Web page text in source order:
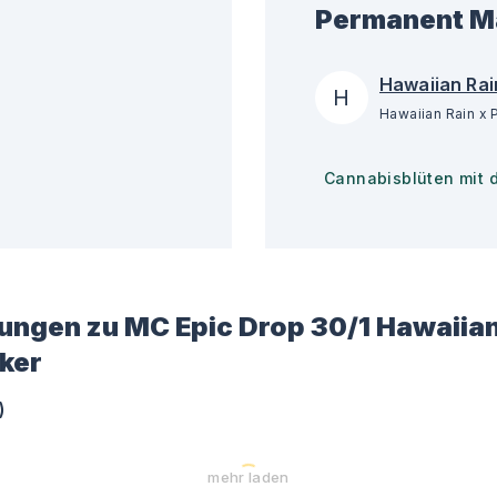
Permanent
H Hawaiian
Cannabisblüten mit
zu MC Epic Drop 30/1
)
mehr laden